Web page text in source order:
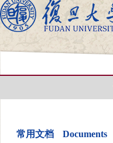
常用文档 Documents